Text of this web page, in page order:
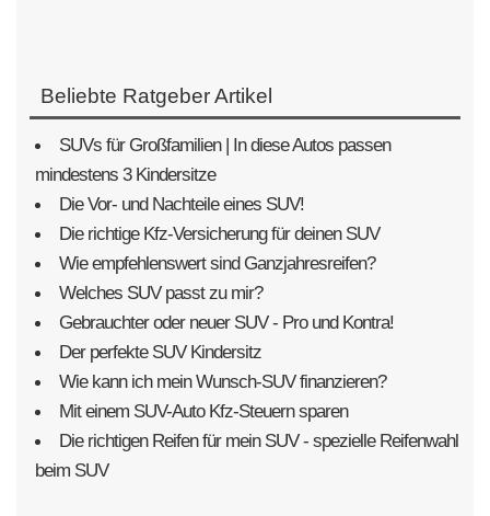
Beliebte Ratgeber Artikel
SUVs für Großfamilien | In diese Autos passen
mindestens 3 Kindersitze
Die Vor- und Nachteile eines SUV!
Die richtige Kfz-Versicherung für deinen SUV
Wie empfehlenswert sind Ganzjahresreifen?
Welches SUV passt zu mir?
Gebrauchter oder neuer SUV - Pro und Kontra!
Der perfekte SUV Kindersitz
Wie kann ich mein Wunsch-SUV finanzieren?
Mit einem SUV-Auto Kfz-Steuern sparen
Die richtigen Reifen für mein SUV - spezielle Reifenwahl
beim SUV